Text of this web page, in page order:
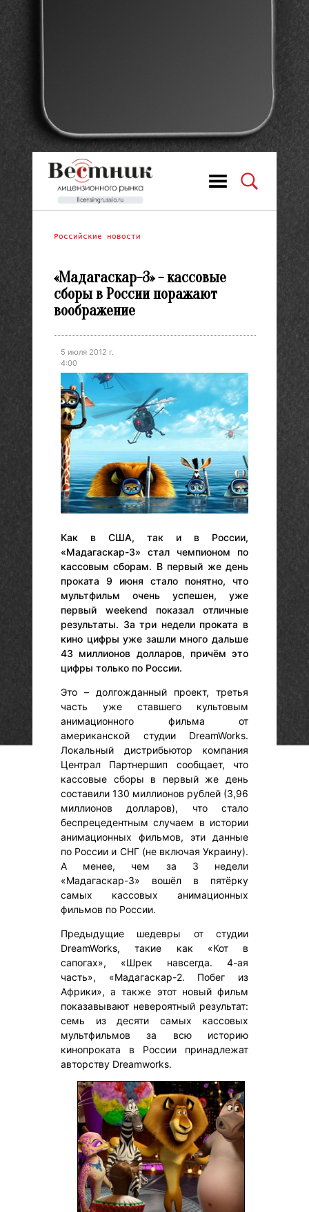
Российские новости
«Мадагаскар-3» - кассовые
сборы в России поражают
воображение
5 июля 2012 г.
4:00
Как в США, так и в России,
«Мадагаскар-3» стал чемпионом по
кассовым сборам. В первый же день
проката 9 июня стало понятно, что
мультфильм очень успешен, уже
первый weekend показал отличные
результаты. За три недели проката в
кино цифры уже зашли много дальше
43 миллионов долларов, причём это
цифры только по России.
Это – долгожданный проект, третья
часть уже ставшего культовым
анимационного фильма от
американской студии DreamWorks.
Локальный дистрибьютор компания
Централ Партнершип сообщает, что
кассовые сборы в первый же день
составили 130 миллионов рублей (3,96
миллионов долларов), что стало
беспрецедентным случаем в истории
анимационных фильмов, эти данные
по России и СНГ (не включая Украину).
А менее, чем за 3 недели
«Мадагаскар-3» вошёл в пятёрку
самых кассовых анимационных
фильмов по России.
Предыдущие шедевры от студии
DreamWorks, такие как «Кот в
сапогах», «Шрек навсегда. 4-ая
часть», «Мадагаскар-2. Побег из
Африки», а также этот новый фильм
показавывают невероятный результат:
семь из десяти самых кассовых
мультфильмов за всю историю
кинопроката в России принадлежат
авторству Dreamworks.